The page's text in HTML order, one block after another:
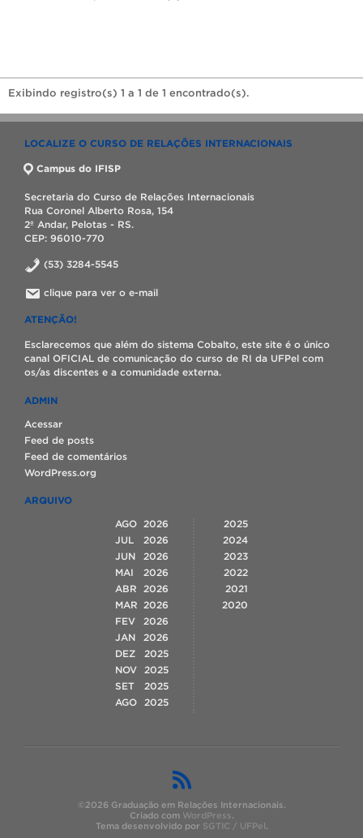
Exibindo registro(s) 1 a 1 de 1 encontrado(s).
LOCALIZE O CURSO DE RELAÇÕES INTERNACIONAIS
Campus do IFISP
Secretaria do Curso de Relações Internacionais
Rua Coronel Alberto Rosa, 154
2º Andar, Pelotas - RS.
CEP: 96010-770
(53) 3284-5545
clique para ver o e-mail
ATENÇÃO!
Esclarecemos que além do sistema Cobalto, este site é o único
canal OFICIAL de comunicação do curso de RI da UFPel com
os/as discentes e a comunidade externa.
ADMIN
Acessar
Feed de posts
Feed de comentários
WordPress.org
ARQUIVO
AGO
2026
JUL
2026
JUN
2026
MAI
2026
ABR
2026
MAR
2026
FEV
2026
JAN
2026
DEZ
2025
NOV
2025
SET
2025
AGO
2025
2025
2024
2023
2022
2021
2020
©2026 Graduação em Relações Internacionais.
Criado com WordPress.
Tema desenvolvido por SGTIC / UFPel.